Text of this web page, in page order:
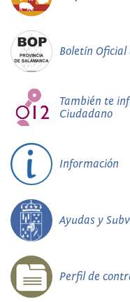
Boletín
También te
Ciudadano
Información
Ayudas y
Perfil de